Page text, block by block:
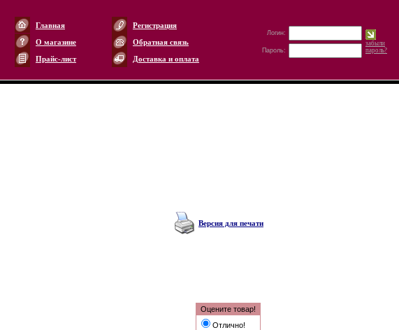
Главная Регистрация
Логин:
Пароль:
забыли
пароль?
О магазине
Обратная связь
Прайс-лист
Доставка и оплата
Версия для печати
Оцените товар!
Отлично!